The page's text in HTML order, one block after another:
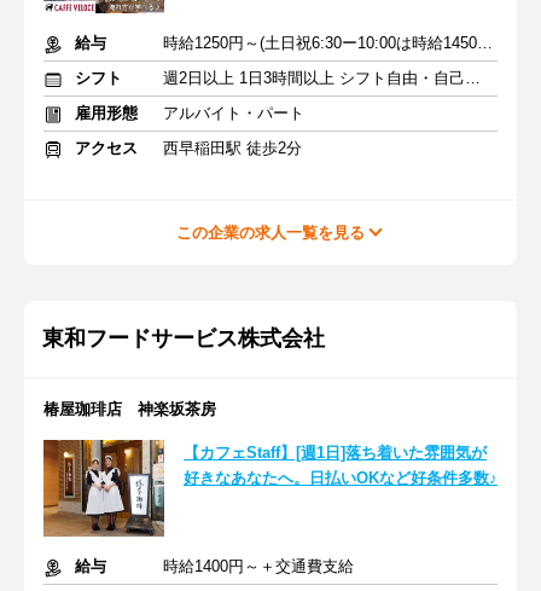
給与
時給1250円～(土日祝6:30ー10:00は時給1450円)＋交通費
シフト
週2日以上 1日3時間以上 シフト自由・自己申告
雇用形態
アルバイト・パート
アクセス
西早稲田駅 徒歩2分
この企業の求人一覧を見る
東和フードサービス株式会社
椿屋珈琲店 神楽坂茶房
【カフェStaff】[週1日]落ち着いた雰囲気が
好きなあなたへ。日払いOKなど好条件多数♪
給与
時給1400円～＋交通費支給